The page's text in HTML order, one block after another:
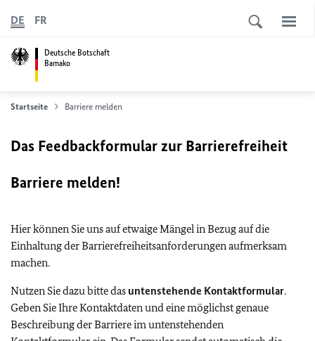
Deutsche Botschaft
Bamako
DE FR
Startseite Barriere melden
Das Feedbackformular zur Barrierefreiheit
Barriere melden!
Hier können Sie uns auf etwaige Mängel in Bezug auf die
Einhaltung der Barrierefreiheitsanforderungen aufmerksam
machen.
Nutzen Sie dazu bitte das untenstehende Kontaktformular.
Geben Sie Ihre Kontaktdaten und eine möglichst genaue
Beschreibung der Barriere im untenstehenden